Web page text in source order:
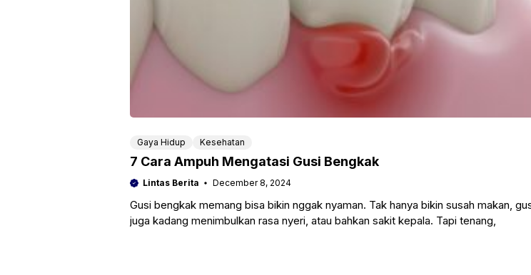
Gaya Hidup Kesehatan
7 Cara Ampuh Mengatasi Gusi Bengkak
Lintas Berita December 8, 2024
Gusi bengkak memang bisa bikin nggak nyaman. Tak hanya bikin susah makan,
juga kadang menimbulkan rasa nyeri, atau bahkan sakit kepala. Tapi tenang,